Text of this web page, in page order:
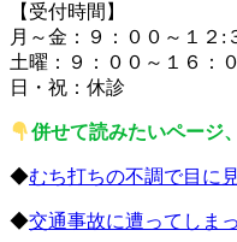
【受付時間】
月～金：９：００～１２:
土曜：９：００～１６：
日・祝：休診
併せて読みたいページ
◆むち打ちの不調で目に
◆交通事故に遭ってしま